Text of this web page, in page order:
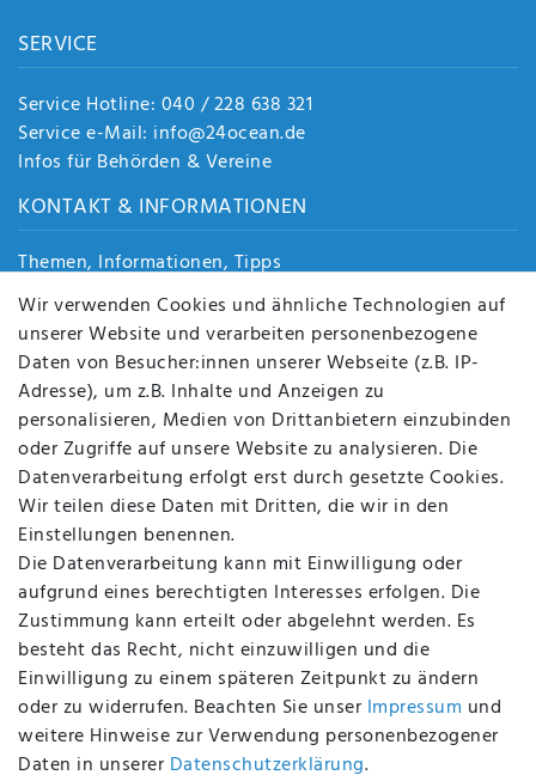
SERVICE
Service Hotline: 040 / 228 638 321
Service e-Mail: info@24ocean.de
Infos für Behörden & Vereine
KONTAKT & INFORMATIONEN
Themen, Informationen, Tipps
Jobs
Über uns
Kontakt
Datenschutz
AGB
FAQ
Batterieentsorgung
Altölverordnung
Impressum
BEQUEM UND SICHER BEZAHLEN MIT
BEI UNS SIND SIE SICHER!
Wir verwenden Cookies und ähnliche Technologien auf
unserer Website und verarbeiten personenbezogene
Daten von Besucher:innen unserer Webseite (z.B. IP-
Adresse), um z.B. Inhalte und Anzeigen zu
personalisieren, Medien von Drittanbietern einzubinden
oder Zugriffe auf unsere Website zu analysieren. Die
Datenverarbeitung erfolgt erst durch gesetzte Cookies.
Wir teilen diese Daten mit Dritten, die wir in den
Einstellungen benennen.
Die Datenverarbeitung kann mit Einwilligung oder
aufgrund eines berechtigten Interesses erfolgen. Die
Zustimmung kann erteilt oder abgelehnt werden. Es
besteht das Recht, nicht einzuwilligen und die
Einwilligung zu einem späteren Zeitpunkt zu ändern
oder zu widerrufen. Beachten Sie unser Impressum und
weitere Hinweise zur Verwendung personenbezogener
Daten in unserer Daten­schutz­erklärung.